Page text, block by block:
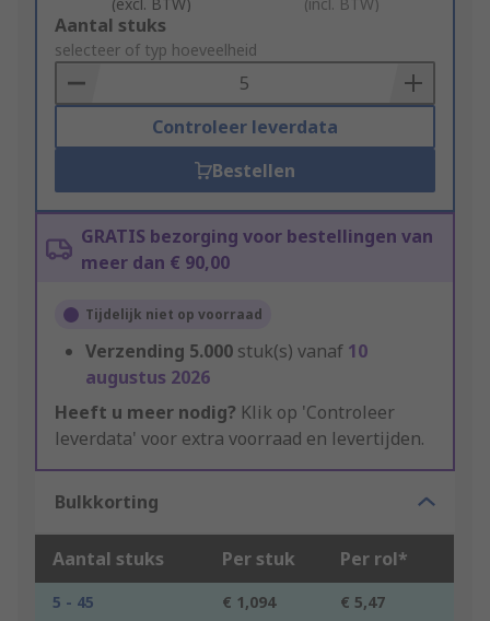
(excl. BTW) (incl. BTW)
Add
to
Basket
Aantal stuks
selecteer of typ hoeveelheid
Controleer leverdata
Bestellen
GRATIS bezorging voor bestellingen van
meer dan € 90,00
Tijdelijk niet op voorraad
Verzending 5.000 stuk(s) vanaf 10
augustus 2026
Heeft u meer nodig? Klik op 'Controleer
leverdata' voor extra voorraad en levertijden.
Bulkkorting
Aantal stuks Per stuk Per rol*
5 - 45 € 1,094
€ 5,47